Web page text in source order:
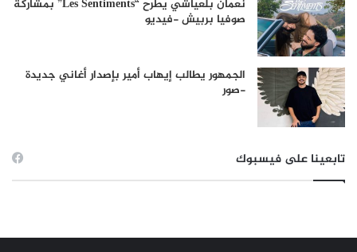
نعمان بلعياشي يطرح “Les Sentiments” بمشاركة
صوفيا بربيش -فيديو
الجمهور يطالب إيهاب أمير بإصدار أغاني جديدة
-صور
تابعينا على فيسبوك